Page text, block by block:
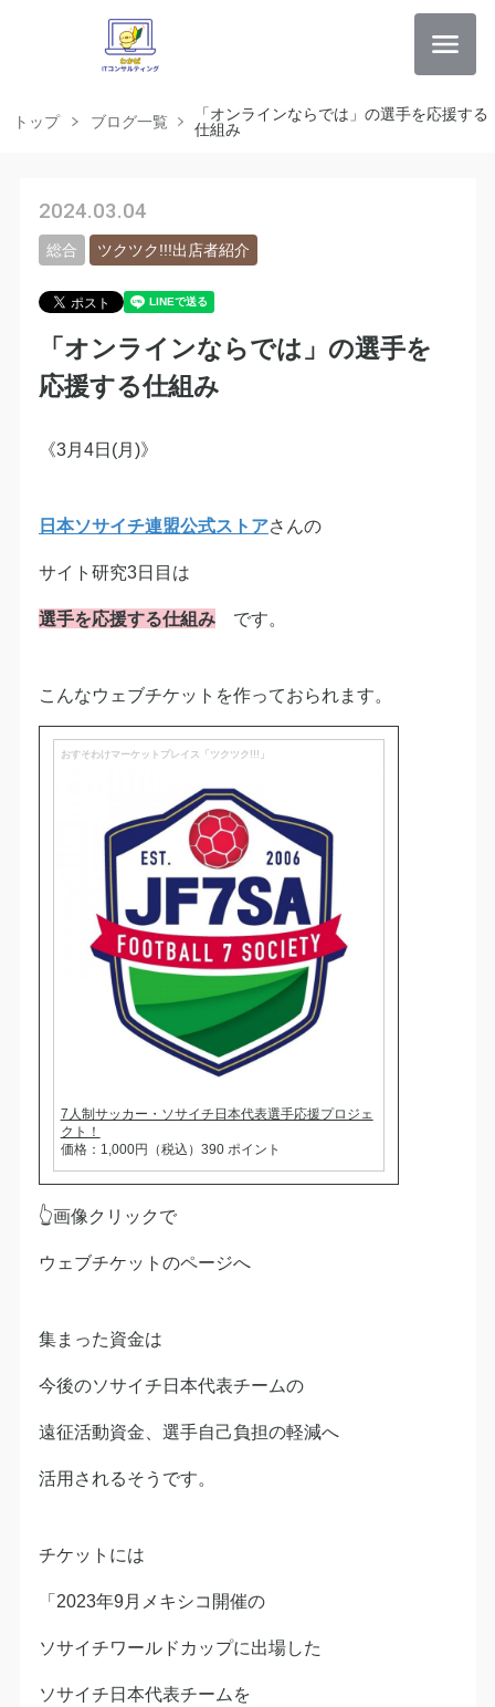
トップ ブログ一覧
「オンラインならでは」の選手を応援する
仕組み
2024.03.04
総合 ツクツク!!!出店者紹介
「オンラインならでは」の選手を
応援する仕組み
《3月4日(月)》
日本ソサイチ連盟公式ストアさんの
サイト研究3日目は
選手を応援する仕組み です。
こんなウェブチケットを作っておられます。
おすそわけマーケットプレイス「ツクツク!!!」
7人制サッカー・ソサイチ日本代表選手応援プロジェ
クト！
価格：1,000円（税込）390 ポイント
👆画像クリックで
ウェブチケットのページへ
集まった資金は
今後のソサイチ日本代表チームの
遠征活動資金、選手自己負担の軽減へ
活用されるそうです。
チケットには
「2023年9月メキシコ開催の
ソサイチワールドカップに出場した
ソサイチ日本代表チームを